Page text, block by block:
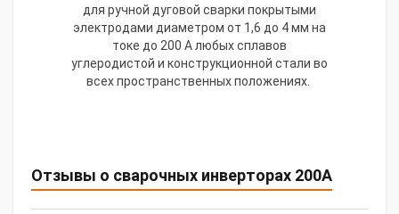
для ручной дуговой сварки покрытыми
электродами диаметром от 1,6 до 4 мм на
токе до 200 А любых сплавов
углеродистой и конструкционной стали во
всех пространственных положениях.
Отзывы о сварочных инверторах 200А